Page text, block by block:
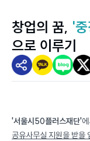
창업의 꿈, '
으로 이루기
스마트서
'서울시50플러스재단'
공유사무실 지원